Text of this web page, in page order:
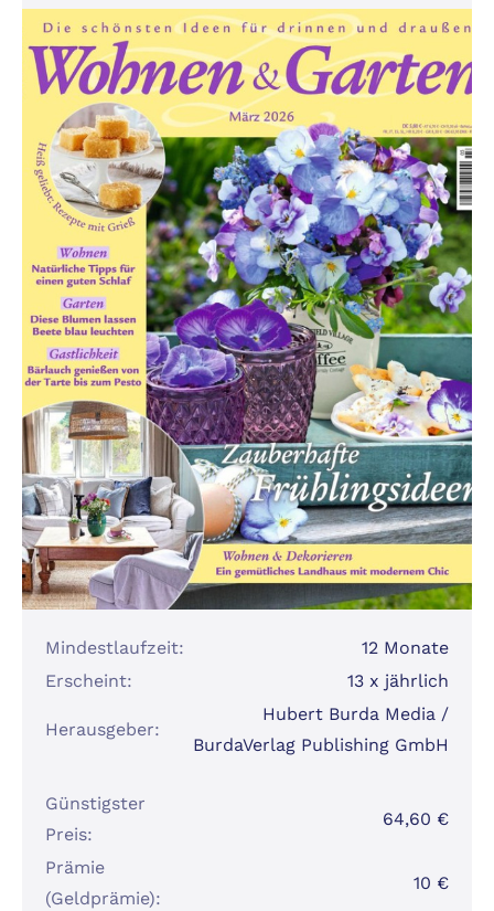
Mindestlaufzeit:
12 Monate
Erscheint:
13 x jährlich
Herausgeber:
Hubert Burda Media /
BurdaVerlag Publishing GmbH
Günstigster
Preis:
64,60 €
Prämie
(Geldprämie):
10 €